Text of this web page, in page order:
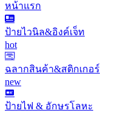
หน้าแรก
ป้ายไวนิล&อิงค์เจ็ท
hot
ฉลากสินค้า&สติกเกอร์
new
ป้ายไฟ & อักษรโลหะ